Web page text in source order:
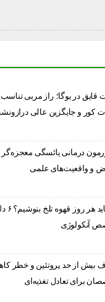
در یوگا؛ راز مربی تناسب
کور و جایگزین عالی
درمانی یائسگی
و واقعیت‌های علمی
چرا
آنکولوژی
برای تعادل تغذیه‌ای